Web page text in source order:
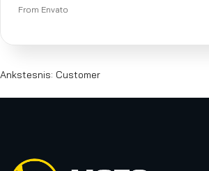
From Envato
Ankstesnis: Customer